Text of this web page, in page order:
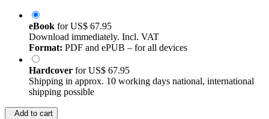
eBook forUS$ 67.95
Download immediately. Incl. VAT
Format: PDF and ePUB – for all devices
Hardcover forUS$ 67.95
Shipping in approx. 10 working days national, international
shipping possible
Add to cart